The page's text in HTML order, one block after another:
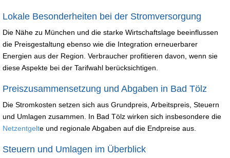
Lokale Besonderheiten bei der Stromversorgung
Die Nähe zu München und die starke Wirtschaftslage beeinflussen
die Preisgestaltung ebenso wie die Integration erneuerbarer
Energien aus der Region. Verbraucher profitieren davon, wenn sie
diese Aspekte bei der Tarifwahl berücksichtigen.
Preiszusammensetzung und Abgaben in Bad Tölz
Die Stromkosten setzen sich aus Grundpreis, Arbeitspreis, Steuern
und Umlagen zusammen. In Bad Tölz wirken sich insbesondere die
Netzentgelte und regionale Abgaben auf die Endpreise aus.
Steuern und Umlagen im Überblick